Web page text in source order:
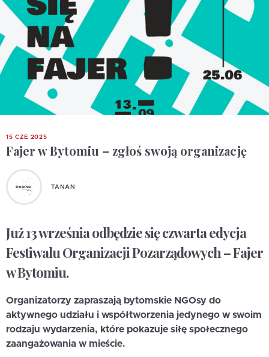
15 CZE 2025
Fajer w Bytomiu – zgłoś swoją organizację
TANAN
Już 13 września odbędzie się czwarta edycja
Festiwalu Organizacji Pozarządowych – Fajer
w Bytomiu.
Organizatorzy zapraszają bytomskie NGOsy do
aktywnego udziału i współtworzenia jedynego w swoim
rodzaju wydarzenia, które pokazuje siłę społecznego
zaangażowania w mieście.